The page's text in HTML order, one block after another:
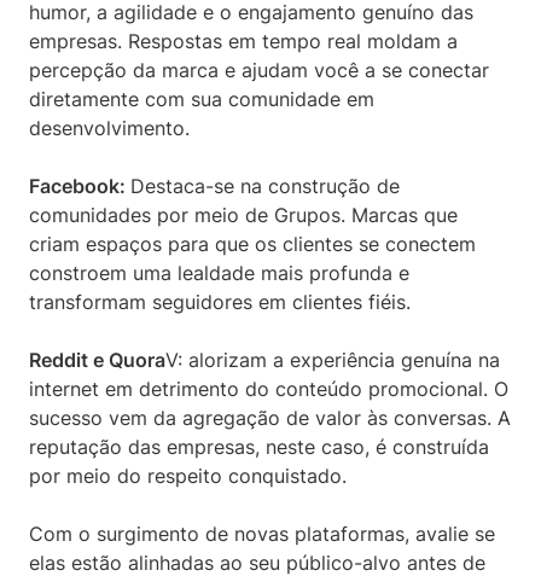
humor, a agilidade e o engajamento genuíno das
empresas. Respostas em tempo real moldam a
percepção da marca e ajudam você a se conectar
diretamente com sua comunidade em
desenvolvimento.
Facebook: Destaca-se na construção de
comunidades por meio de Grupos. Marcas que
criam espaços para que os clientes se conectem
constroem uma lealdade mais profunda e
transformam seguidores em clientes fiéis.
Reddit e QuoraV: alorizam a experiência genuína na
internet em detrimento do conteúdo promocional. O
sucesso vem da agregação de valor às conversas. A
reputação das empresas, neste caso, é construída
por meio do respeito conquistado.
Com o surgimento de novas plataformas, avalie se
elas estão alinhadas ao seu público-alvo antes de